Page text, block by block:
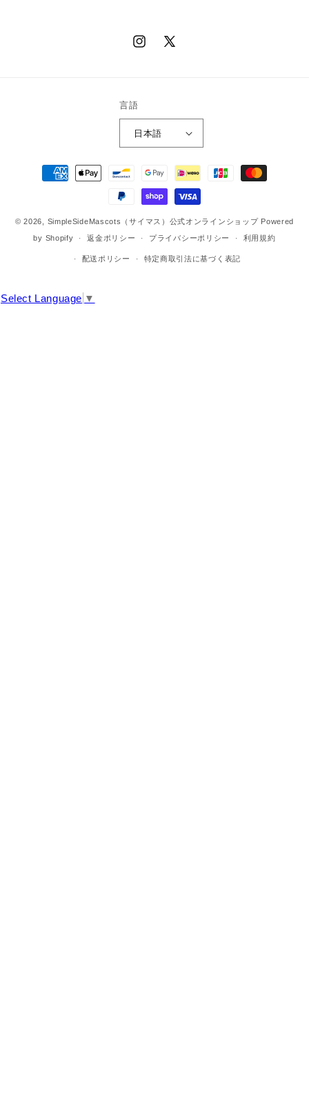
Instagram
X
言語
日本語
法
© 2026, SimpleSideMascots（サイマス）公式オンラインショップ Powered
by Shopify
返金ポリシー プライバシーポリシー 利用規約
配送ポリシー 特定商取引法に基づく表記
Select Language ▼